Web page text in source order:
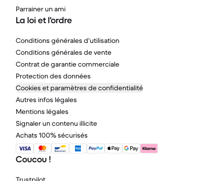
Parrainer un ami
La loi et l'ordre
Conditions générales d'utilisation
Conditions générales de vente
Contrat de garantie commerciale
Protection des données
Cookies et paramètres de confidentialité
Autres infos légales
Mentions légales
Signaler un contenu illicite
Achats 100% sécurisés
Coucou !